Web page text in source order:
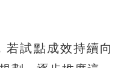
試點成效持續向